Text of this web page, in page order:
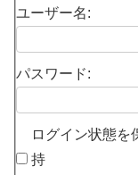
ユーザー名:
パスワード:
ログイン状態を
持